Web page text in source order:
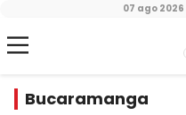
07 ago 2026
Bucaramanga